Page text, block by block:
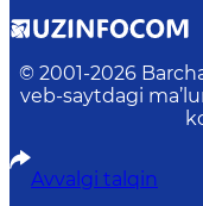
© 2001-2026
veb-saytdagi
Avvalgi talqin